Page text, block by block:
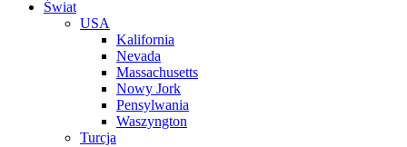
Świat
USA
Kalifornia
Nevada
Massachusetts
Nowy Jork
Pensylwania
Waszyngton
Turcja